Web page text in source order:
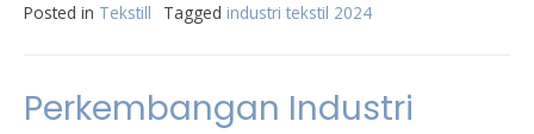
Posted in Tekstill Tagged industri tekstil 2024
Perkembangan Industri